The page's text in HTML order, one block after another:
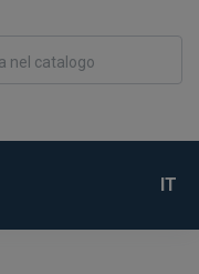
nel catalogo
IT